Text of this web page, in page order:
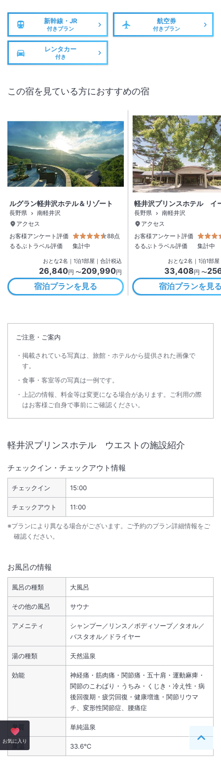
新幹線・JR
付きプラン
航空券
付きプラン
レンタカー
付き
この宿を見ている方におすすめの宿
ルグラン軽井沢ホテル＆リゾート
長野県
南軽井沢
アクセス
お客様アンケート評価
88点
るるぶトラベル評価
集計中
おとな2名 ｜ 1泊1部屋｜合計税込
26,840円 〜209,990円
宿泊プランを見る
軽井沢プリンスホテル イ
長野県
南軽井沢
アクセス
お客様アンケート評価
るるぶトラベル評価
集計中
おとな2名 ｜ 1泊1部屋
33,408円 〜
宿泊プランを見
ご注意・ご案内
掲載されている写真は、旅館・ホテルから提供された画像で
す。
食事・客室等の写真は一例です。
上記の情報、料金等は変更になる場合があります。ご利用の際
はお客様ご自身で事前にご確認ください。
軽井沢プリンスホテル ウエストの施設紹介
チェックイン・チェックアウト情報
チェックイン 15:00
チェックアウト 11:00
※プランにより異なる場合がございます。ご予約のプラン詳細情報をご
確認ください。
お風呂の情報
風呂の種類 大風呂
その他の風呂 サウナ
アメニティ
シャンプー／リンス／ボディソープ／タオル／
バスタオル／ドライヤー
湯の種類 天然温泉
効能
神経痛・筋肉痛・関節痛・五十肩・運動麻痺・
関節のこわばり・うちみ・くじき・冷え性・病
後回復期・疲労回復・健康増進・関節リウマ
チ、変形性関節症、腰痛症
泉質 単純温泉
泉温 33.6℃
お気に入り ペー